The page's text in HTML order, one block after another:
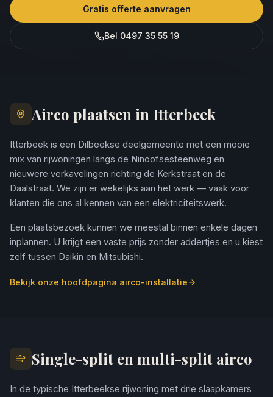
Gratis offerte aanvragen
Bel 0497 35 55 19
Airco plaatsen in Itterbeek
Itterbeek is een Dilbeekse deelgemeente met een mooie
mix van rijwoningen langs de Ninoofsesteenweg en
nieuwere verkavelingen richting de Kerkstraat en de
Daalstraat. We zijn er wekelijks aan het werk — vaak voor
klanten die ons al kennen van een elektriciteitswerk.
Een plaatsbezoek kunnen we meestal binnen enkele dagen
inplannen. U krijgt een vaste prijs zonder addertjes en u kiest
zelf tussen Daikin en Mitsubishi.
Bekijk onze hoofdpagina airco-installatie
Single-split en multi-split airco
In de typische Itterbeekse rijwoning met drie slaapkamers